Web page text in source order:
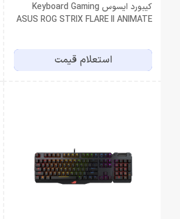
کیبورد ایسوس Keyboard Gaming
ASUS ROG STRIX FLARE II ANIMATE
استعلام قیمت